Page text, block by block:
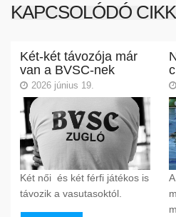
KAPCSOLÓDÓ
Két-két távozója már
van a BVSC-nek
2026 június 19.
Két női és két férfi játékos is
távozik a vasutasoktól.